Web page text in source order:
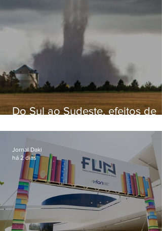
Do Sul ao Sudeste, efeitos de
apreensão na população
Jornal Daki
há 2 dias